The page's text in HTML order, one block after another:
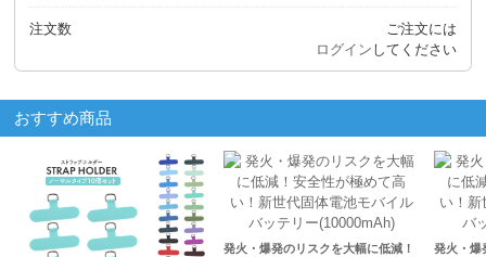
注文数
ご注文には
ログイン してください
おすすめ商品
発火・爆発のリスクを大幅に低減！
発火・爆